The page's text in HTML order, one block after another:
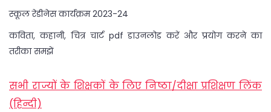
स्कूल रेडीनेस कार्यक्रम 2023-24
कविता, कहानी, चित्र चार्ट pdf डाउनलोड करें और प्रयोग करने का
तरीका समझें
सभी राज्यों के शिक्षकों के लिए निष्ठा/दीक्षा प्रशिक्षण लिंक
(हिन्दी)